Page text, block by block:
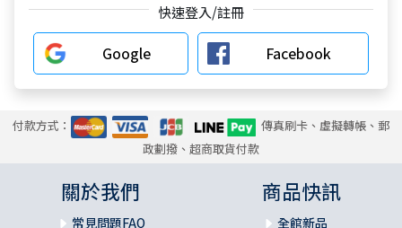
快速登入/註冊
Google Facebook
付款方式：
傳真刷卡、虛擬轉帳、郵
政劃撥、超商取貨付款
關於我們
常見問題FAQ
商品快訊
全館新品